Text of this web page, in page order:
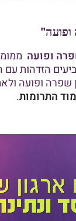
ופועה"
ופועה
הזדהות עם
שפרה ופועה
התרומות.